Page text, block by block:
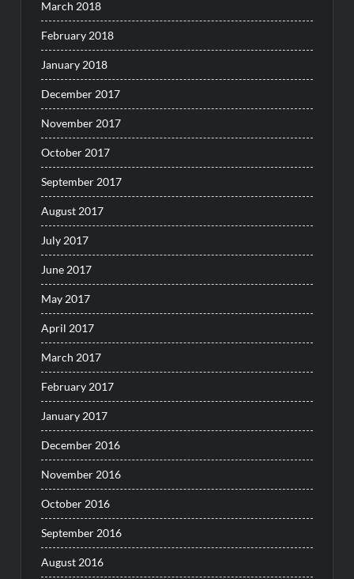
March 2018
February 2018
January 2018
December 2017
November 2017
October 2017
September 2017
August 2017
July 2017
June 2017
May 2017
April 2017
March 2017
February 2017
January 2017
December 2016
November 2016
October 2016
September 2016
August 2016